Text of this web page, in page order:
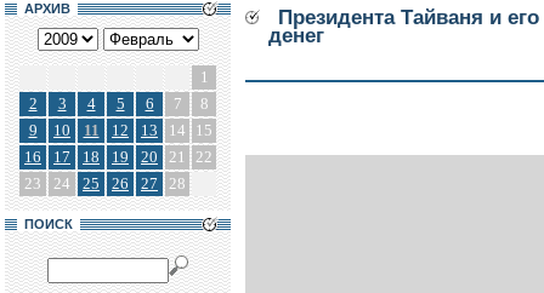
АРХИВ
1
2
3 4 5 6 7
8
9
10 11 12 13 14
15
16
17 18 19 20 21
22
23
24 25 26 27 28
ПОИСК
Президента Тайваня и
денег